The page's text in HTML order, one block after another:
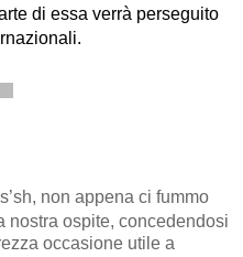
di essa verrà perseguito
non appena ci fummo
nostra ospite, concedendosi
occasione utile a